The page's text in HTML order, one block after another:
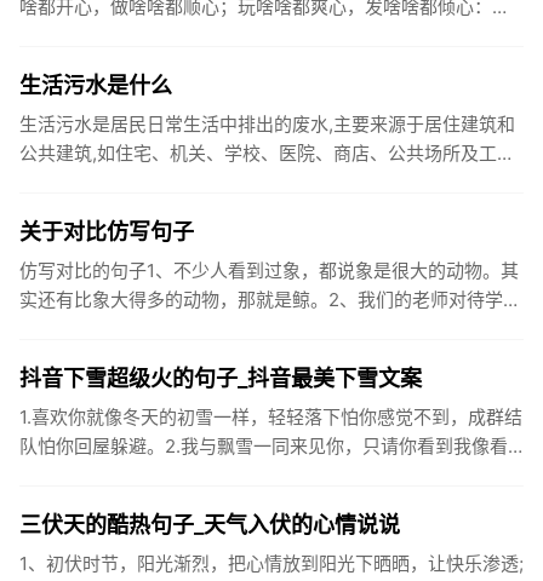
啥都开心，做啥啥都顺心；玩啥啥都爽心，发啥啥都倾心：祝
生活污水是什么
生活污水是居民日常生活中排出的废水,主要来源于居住建筑和
公共建筑,如住宅、机关、学校、医院、商店、公共场所及工业
关于对比仿写句子
仿写对比的句子1、不少人看到过象，都说象是很大的动物。其
实还有比象大得多的动物，那就是鲸。2、我们的老师对待学生
抖音下雪超级火的句子_抖音最美下雪文案
1.喜欢你就像冬天的初雪一样，轻轻落下怕你感觉不到，成群结
队怕你回屋躲避。2.我与飘雪一同来见你，只请你看到我像看
三伏天的酷热句子_天气入伏的心情说说
1、初伏时节，阳光渐烈，把心情放到阳光下晒晒，让快乐渗透;